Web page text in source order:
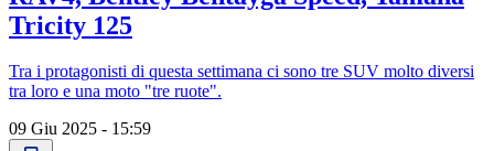
Tricity 125
Tra i protagonisti di questa settimana ci sono tre SUV molto diversi
tra loro e una moto "tre ruote".
09 Giu 2025 - 15:59